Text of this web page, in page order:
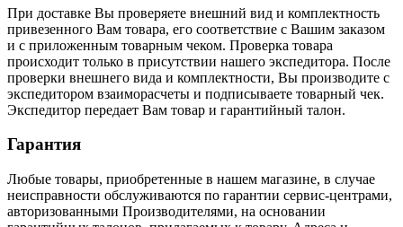
При доставке Вы проверяете внешний вид и комплектность
привезенного Вам товара, его соответствие с Вашим заказом
и с приложенным товарным чеком. Проверка товара
происходит только в присутствии нашего экспедитора. После
проверки внешнего вида и комплектности, Вы производите с
экспедитором взаиморасчеты и подписываете товарный чек.
Экспедитор передает Вам товар и гарантийный талон.
Гарантия
Любые товары, приобретенные в нашем магазине, в случае
неисправности обслуживаются по гарантии сервис-центрами,
авторизованными Производителями, на основании